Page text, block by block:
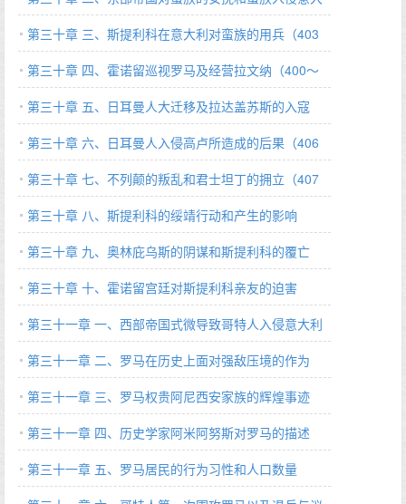
利（398～403 A.D.）
第三十章 三、斯提利科在意大利对蛮族的用兵（403
A.D.）
第三十章 四、霍诺留巡视罗马及经营拉文纳（400～
404 A.D.）
第三十章 五、日耳曼人大迁移及拉达盖苏斯的入寇
（405～406 A.D.）
第三十章 六、日耳曼人入侵高卢所造成的后果（406
A.D.）
第三十章 七、不列颠的叛乱和君士坦丁的拥立（407
～408 A.D.）
第三十章 八、斯提利科的绥靖行动和产生的影响
（404～408 A.D.）
第三十章 九、奥林庇乌斯的阴谋和斯提利科的覆亡
（408 A.D.）
第三十章 十、霍诺留宫廷对斯提利科亲友的迫害
（408 A.D.）
第三十一章 一、西部帝国式微导致哥特人入侵意大利
（408 A.D.）
第三十一章 二、罗马在历史上面对强敌压境的作为
第三十一章 三、罗马权贵阿尼西安家族的辉煌事迹
第三十一章 四、历史学家阿米阿努斯对罗马的描述
第三十一章 五、罗马居民的行为习性和人口数量